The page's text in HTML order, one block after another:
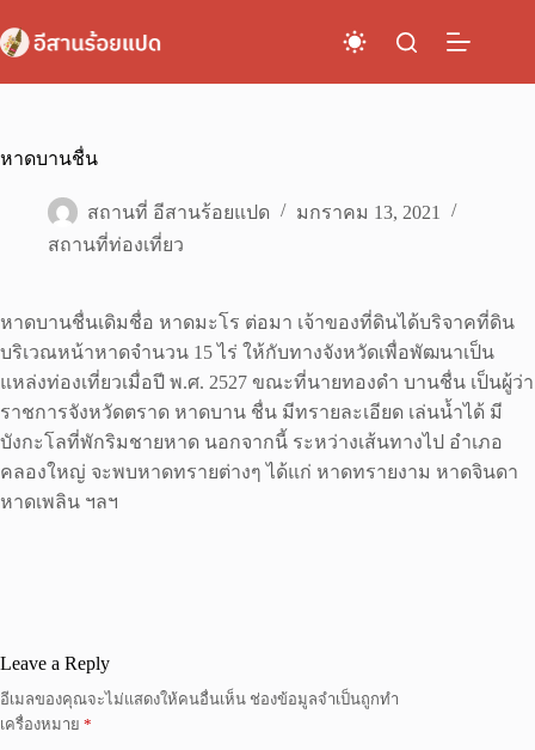
to
content
หาดบานชื่น
สถานที่ อีสานร้อยแปด
มกราคม 13, 2021
สถานที่ท่องเที่ยว
หาดบานชื่นเดิมชื่อ หาดมะโร ต่อมา เจ้าของที่ดินได้บริจาคที่ดิน
บริเวณหน้าหาดจำนวน 15 ไร่ ให้กับทางจังหวัดเพื่อพัฒนาเป็น
แหล่งท่องเที่ยวเมื่อปี พ.ศ. 2527 ขณะที่นายทองดำ บานชื่น เป็นผู้ว่า
ราชการจังหวัดตราด หาดบาน ชื่น มีทรายละเอียด เล่นน้ำได้ มี
บังกะโลที่พักริมชายหาด นอกจากนี้ ระหว่างเส้นทางไป อำเภอ
คลองใหญ่ จะพบหาดทรายต่างๆ ได้แก่ หาดทรายงาม หาดจินดา
หาดเพลิน ฯลฯ
Leave a Reply
อีเมลของคุณจะไม่แสดงให้คนอื่นเห็น ช่องข้อมูลจำเป็นถูกทำ
เครื่องหมาย *